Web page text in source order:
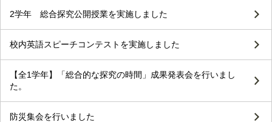
2学年 総合探究公開授業を実施しました
校内英語スピーチコンテストを実施しました
【全1学年】「総合的な探究の時間」成果発表会を行いまし
た。
防災集会を行いました